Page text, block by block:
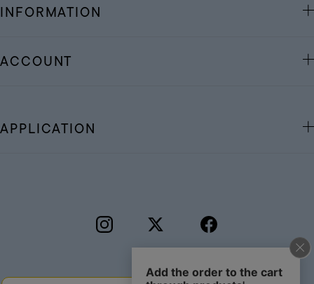
INFORMATION
ACCOUNT
APPLICATION